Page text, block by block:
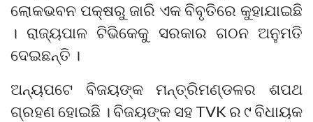
ଲୋକଭବନ ପକ୍ଷରୁ ଜାରି ଏକ ବିବୃତିରେ କୁହାଯାଇଛି
। ରାଜ୍ୟପାଳ ଟିଭିକେକୁ ସରକାର ଗଠନ ଅନୁମତି
ଦେଇଛନ୍ତି ।
ଅନ୍ୟପଟେ ବିଜୟଙ୍କ ମନ୍ତ୍ରିମଣ୍ଡଳର ଶପଥ
ଗ୍ରହଣ ହୋଇଛି । ବିଜୟଙ୍କ ସହ TVK ର ୯ ବିଧାୟକ